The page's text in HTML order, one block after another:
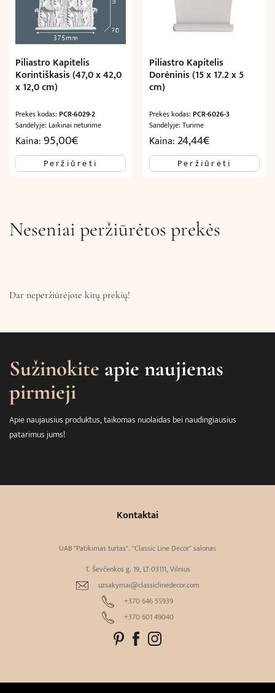
Piliastro Kapitelis
Korintiškasis (47,0 x 42,0
x 12,0 cm)
Prekės kodas: PCR-6029-2
Sandėlyje: Laikinai neturime
Kaina:95,00€
Peržiūrėti
Piliastro Kapitelis
Dorėninis (15 x 17.2 x 5
cm)
Prekės kodas:PCR-6026-3
Sandėlyje: Turime
Kaina: 24,44€
Peržiūrėti
Neseniai peržiūrėtos prekės
Dar neperžiūrėjote kitų prekių!
Sužinokite apie naujienas
pirmieji
Apie naujausius produktus, taikomas nuolaidas bei naudingiausius
patarimus jums!
Kontaktai
UAB "Patikimas turtas". "Classic Line Decor" salonas
T. Ševčenkos g. 19, LT-03111, Vilnius
uzsakymai@classiclinedecor.com
+370 646 55939
+370 601 49040